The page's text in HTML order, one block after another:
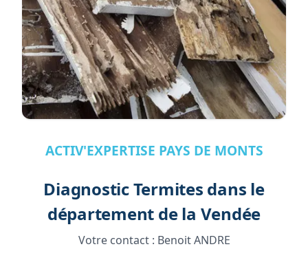
ACTIV'EXPERTISE PAYS DE MONTS
Diagnostic Termites dans le
département de la Vendée
Votre contact : Benoit ANDRE